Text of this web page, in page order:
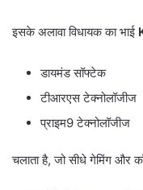
इसके अलावा विधायक का भाई
डायमंड सॉफ्टेक
टीआरएस टेक्नोलॉजीज
प्राइम9 टेक्नोलॉजीज
चलाता है, जो सीधे गेमिंग और